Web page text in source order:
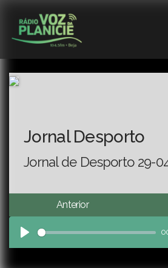
Jornal Desporto
Jornal de Desporto 29-
Anterior
Play